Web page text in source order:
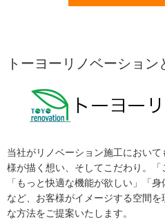
トーヨーリノベーション
当社がリノベーション施工におい
様が描く想い、そしてこだわり。「
「もっと快適な機能が欲しい」「
など、お客様がイメージする空間
な方法をご提案いたします。